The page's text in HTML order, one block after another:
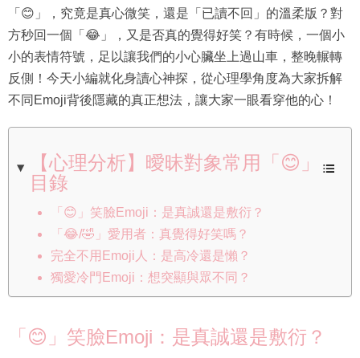
「😊」，究竟是真心微笑，還是「已讀不回」的溫柔版？對
方秒回一個「😂」，又是否真的覺得好笑？有時候，一個小
小的表情符號，足以讓我們的小心臟坐上過山車，整晚輾轉
反側！今天小編就化身讀心神探，從心理學角度為大家拆解
不同Emoji背後隱藏的真正想法，讓大家一眼看穿他的心！
【心理分析】曖昧對象常用「😊」
目錄
「😊」笑臉Emoji：是真誠還是敷衍？
「😂/🤣」愛用者：真覺得好笑嗎？
完全不用Emoji人：是高冷還是懶？
獨愛冷門Emoji：想突顯與眾不同？
「😊」笑臉Emoji：是真誠還是敷衍？